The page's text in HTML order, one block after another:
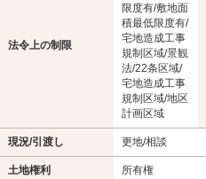
法令上の制限
限度有/敷地面
積最低限度有/
宅地造成工事
規制区域/景観
法/22条区域/
宅地造成工事
規制区域/地区
計画区域
現況/引渡し 更地/相談
土地権利 所有権